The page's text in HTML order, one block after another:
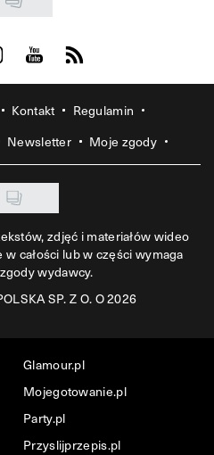
us on Instagram
Visit us on Youtube
Visit us on Rss
Kontakt
Regulamin
Newsletter Moje zgody
zdjęć i materiałów wideo
całości lub w części wymaga
wydawcy.
SP. Z O. O 2026
Glamour.pl
Mojegotowanie.pl
Party.pl
Przyslijprzepis.pl